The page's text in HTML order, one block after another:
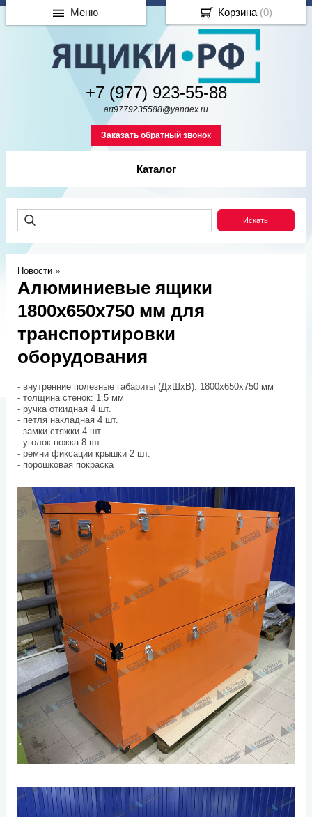
+7 (977) 923-55-88
art9779235588@yandex.ru
Заказать обратный звонок
Каталог
Новости »
Алюминиевые ящики
1800х650х750 мм для
транспортировки
оборудования
- внутренние полезные габариты (ДхШхВ): 1800х650х750 мм
- толщина стенок: 1.5 мм
- ручка откидная 4 шт.
- петля накладная 4 шт.
- замки стяжки 4 шт.
- уголок-ножка 8 шт.
- ремни фиксации крышки 2 шт.
- порошковая покраска
Корзина(0)
Меню